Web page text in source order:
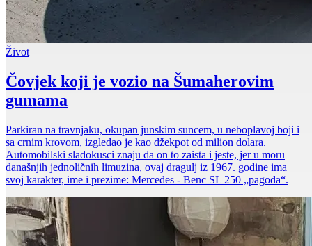
Život
Čovjek koji je vozio na Šumaherovim
gumama
Parkiran na travnjaku, okupan junskim suncem, u neboplavoj boji i
sa crnim krovom, izgledao je kao džekpot od milion dolara.
Automobilski sladokusci znaju da on to zaista i jeste, jer u moru
današnjih jednoličnih limuzina, ovaj dragulj iz 1967. godine ima
svoj karakter, ime i prezime: Mercedes - Benc SL 250 „pagoda“.